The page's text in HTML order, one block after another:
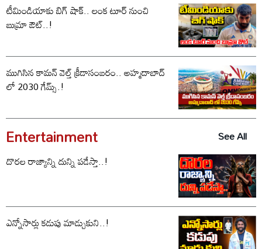
టీమిండియాకు బిగ్ షాక్.. లంక టూర్ నుంచి
బుమ్రా ఔట్..!
ముగిసిన కామన్ వెల్త్ క్రీడాసంబరం.. అహ్మదాబాద్
లో 2030 గేమ్స్.!
Entertainment
See All
దొరల రాజ్యాన్ని దున్ని పడేస్తా..!
ఎన్నోసార్లు కడుపు మాడ్చుకుని..!